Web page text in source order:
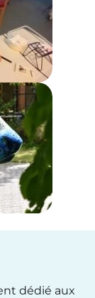
dédié aux